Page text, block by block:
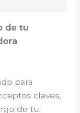
de tu
para
claves,
de tu